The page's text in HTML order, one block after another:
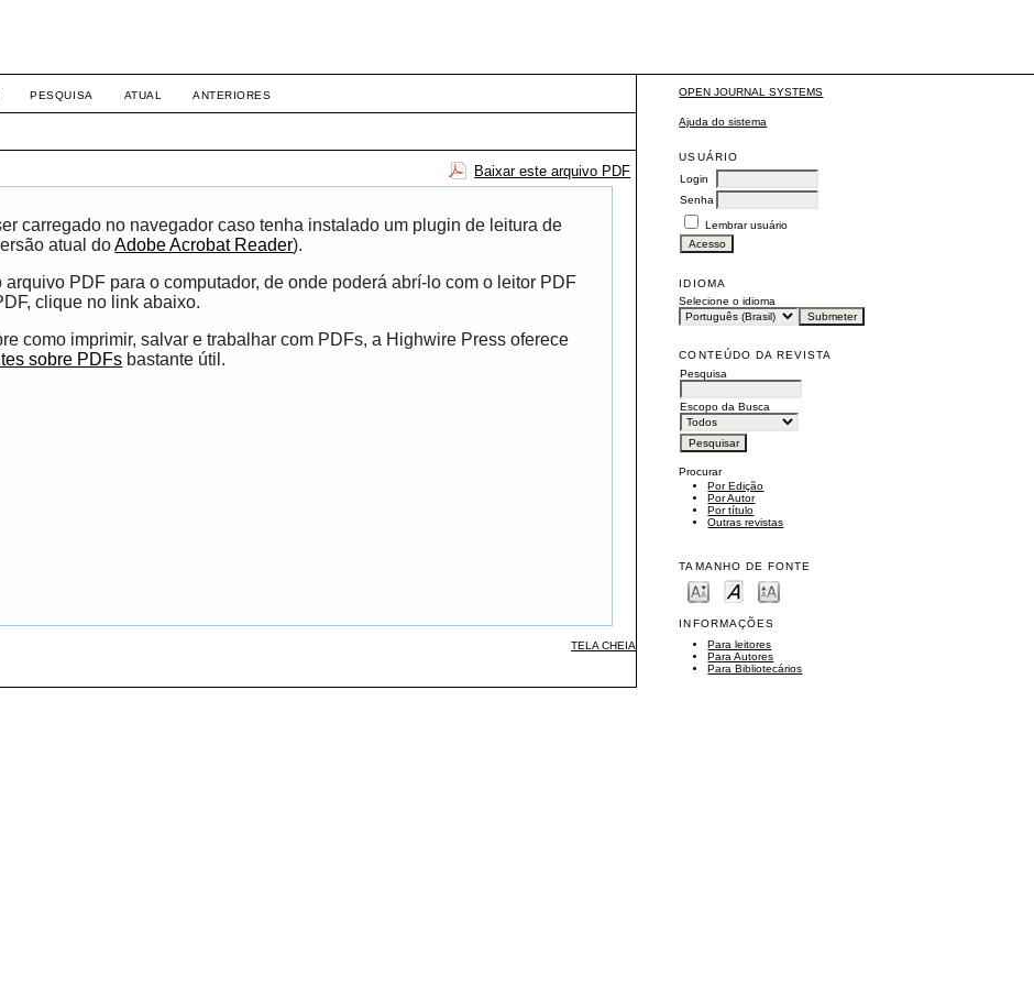
OPEN JOURNAL SYSTEMS
Ajuda do sistema
USUÁRIO
Login
Senha
Lembrar usuário
IDIOMA
Selecione o idioma
CONTEÚDO DA REVISTA
Pesquisa
Escopo da Busca
Procurar
Por Edição
Por Autor
Por título
Outras revistas
TAMANHO DE FONTE
INFORMAÇÕES
Para leitores
Para Autores
Para Bibliotecários
PESQUISA ATUAL ANTERIORES
Baixar este arquivo PDF
carregado no navegador caso tenha instalado um plugin de leitura de
atual doAdobe Acrobat Reader).
PDF para o computador, de onde poderá abrí-lo com o leitor PDF
clique no link abaixo.
como imprimir, salvar e trabalhar com PDFs, a Highwire Press oferece
sobre PDFs bastante útil.
TELA CHEIA